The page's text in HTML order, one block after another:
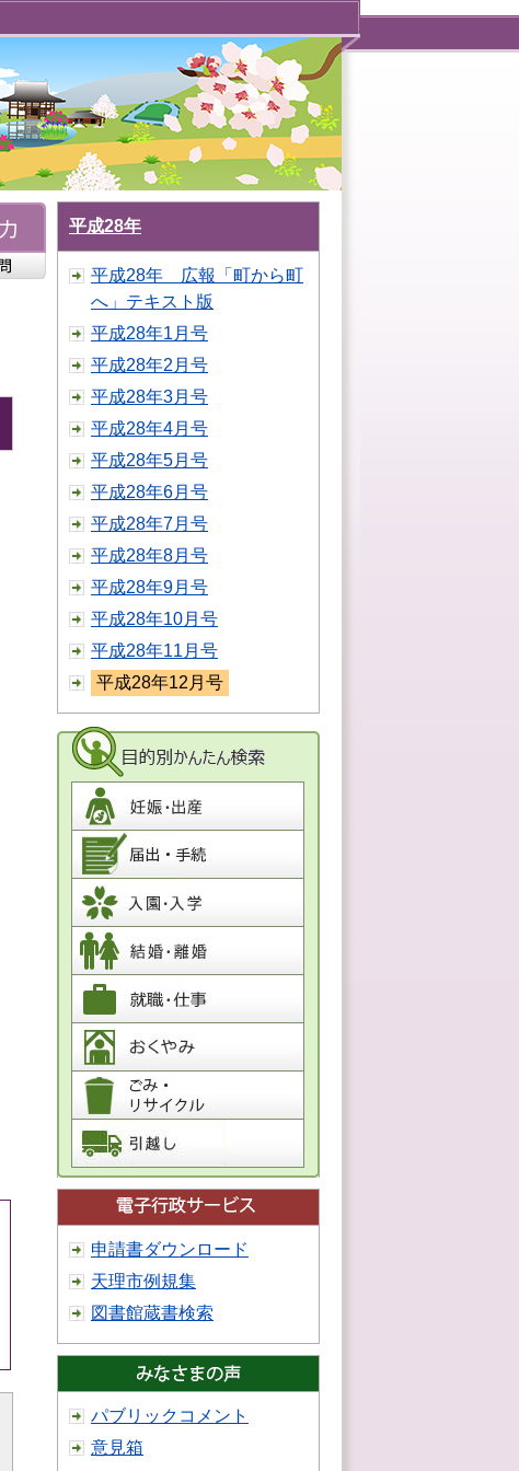
平成28年
平成28年 広報「町から町
へ」テキスト版
平成28年1月号
平成28年2月号
平成28年3月号
平成28年4月号
平成28年5月号
平成28年6月号
平成28年7月号
平成28年8月号
平成28年9月号
平成28年10月号
平成28年11月号
平成28年12月号
申請書ダウンロード
天理市例規集
図書館蔵書検索
パブリックコメント
意見箱